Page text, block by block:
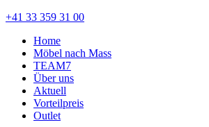
+41 33 359 31 00
Home
Möbel nach Mass
TEAM7
Über uns
Aktuell
Vorteilpreis
Outlet